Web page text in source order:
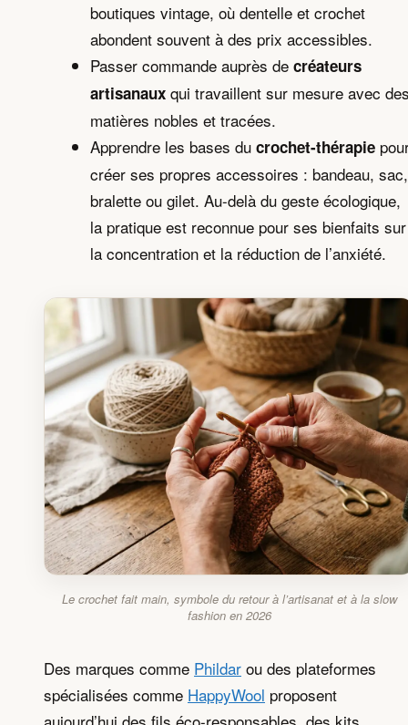
boutiques vintage, où dentelle et crochet
abondent souvent à des prix accessibles.
Passer commande auprès de créateurs
artisanaux qui travaillent sur mesure avec
matières nobles et tracées.
Apprendre les bases du crochet-thérapie
créer ses propres accessoires : bandeau, sac,
bralette ou gilet. Au-delà du geste écologique,
la pratique est reconnue pour ses bienfaits sur
la concentration et la réduction de l’anxiété.
Le crochet fait main, symbole du retour à l’artisanat et à la slow
fashion en 2026
Des marques comme Phildar ou des plateformes
spécialisées comme HappyWool proposent